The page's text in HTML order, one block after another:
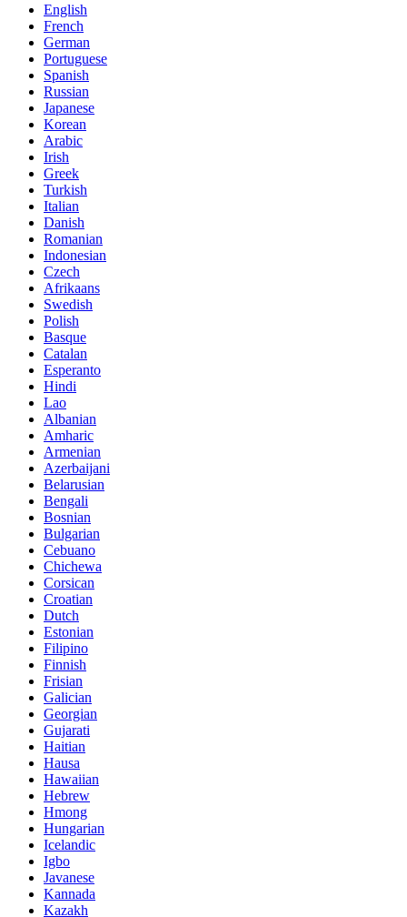
English
French
German
Portuguese
Spanish
Russian
Japanese
Korean
Arabic
Irish
Greek
Turkish
Italian
Danish
Romanian
Indonesian
Czech
Afrikaans
Swedish
Polish
Basque
Catalan
Esperanto
Hindi
Lao
Albanian
Amharic
Armenian
Azerbaijani
Belarusian
Bengali
Bosnian
Bulgarian
Cebuano
Chichewa
Corsican
Croatian
Dutch
Estonian
Filipino
Finnish
Frisian
Galician
Georgian
Gujarati
Haitian
Hausa
Hawaiian
Hebrew
Hmong
Hungarian
Icelandic
Igbo
Javanese
Kannada
Kazakh